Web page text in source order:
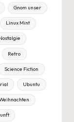
Gnom unser
Linux Mint
Retro
Science Fiction
Ubuntu